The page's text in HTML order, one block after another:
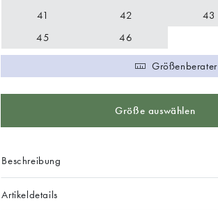
41
42 43
45
46
Größenberater
Größe auswählen
Beschreibung
Artikeldetails